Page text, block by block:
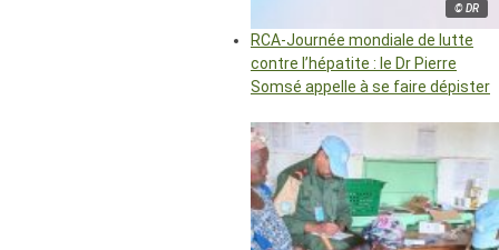
© DR
RCA-Journée mondiale de lutte
contre l’hépatite : le Dr Pierre
Somsé appelle à se faire dépister